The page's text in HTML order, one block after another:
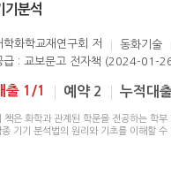
기분석
학화학교재연구회 저 동화기술
급 : 교보문고 전자책 (2024-01-
출 1/1 예약 2 누적대
책은 화학과 관계된 학문을 전공하는 학
종 기기 분석법의 원리와 기초를 이해할